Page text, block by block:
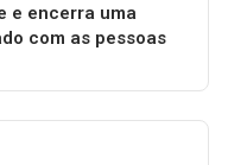
e encerra uma
com as pessoas